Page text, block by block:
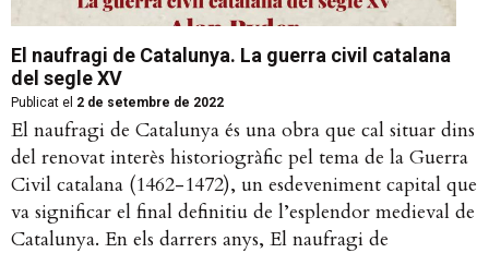
El naufragi de Catalunya. La guerra civil catalana
del segle XV
Publicat el 2 de setembre de 2022
El naufragi de Catalunya és una obra que cal situar dins
del renovat interès historiogràfic pel tema de la Guerra
Civil catalana (1462-1472), un esdeveniment capital que
va significar el final definitiu de l’esplendor medieval de
Catalunya. En els darrers anys, El naufragi de